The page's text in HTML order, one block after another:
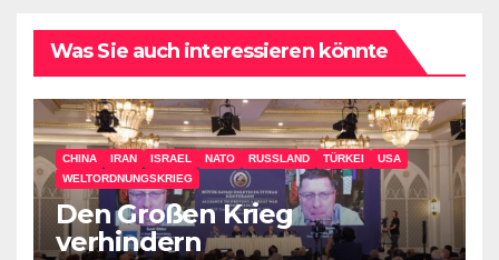
Was Sie auch interessieren könnte
CHINA IRAN ISRAEL NATO RUSSLAND TÜRKEI
USA
WELTORDNUNGSKRIEG
Den Großen Krieg
verhindern